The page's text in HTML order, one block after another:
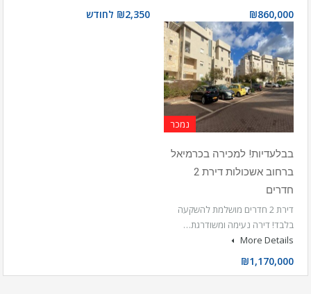
₪860,000 ₪2,350 לחודש
נמכר
בבלעדיות! למכירה בכרמיאל
ברחוב אשכולות דירת 2
חדרים
דירת 2 חדרים מושלמת להשקעה
בלבד! דירה נעימה ומשודרגת…
More Details
₪1,170,000